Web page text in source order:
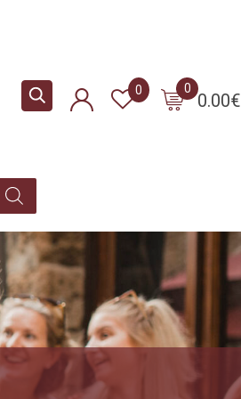
0.00€
0
0